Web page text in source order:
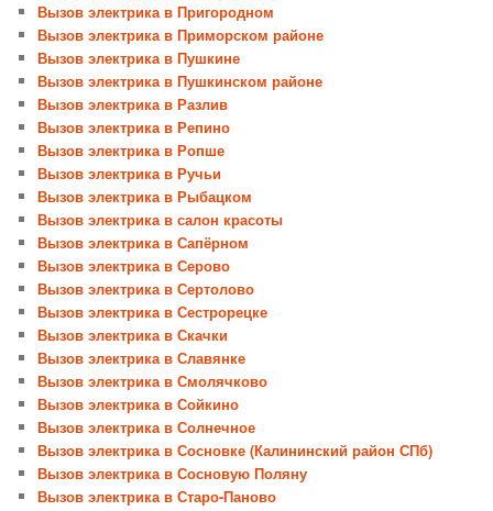
Вызов электрика в Пригородном
Вызов электрика в Приморском районе
Вызов электрика в Пушкине
Вызов электрика в Пушкинском районе
Вызов электрика в Разлив
Вызов электрика в Репино
Вызов электрика в Ропше
Вызов электрика в Ручьи
Вызов электрика в Рыбацком
Вызов электрика в салон красоты
Вызов электрика в Сапёрном
Вызов электрика в Серово
Вызов электрика в Сертолово
Вызов электрика в Сестрорецке
Вызов электрика в Скачки
Вызов электрика в Славянке
Вызов электрика в Смолячково
Вызов электрика в Сойкино
Вызов электрика в Солнечное
Вызов электрика в Сосновке (Калининский район СПб)
Вызов электрика в Сосновую Поляну
Вызов электрика в Старо-Паново